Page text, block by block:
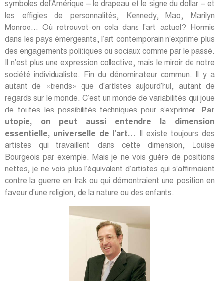
symboles del’Amérique – le drapeau et le signe du dollar – et
les effigies de personnalités, Kennedy, Mao, Marilyn
Monroe… Où retrouvet-on cela dans l’art actuel? Hormis
dans les pays émergeants, l’art contemporain n’exprime plus
des engagements politiques ou sociaux comme par le passé.
Il n’est plus une expression collective, mais le miroir de notre
société individualiste. Fin du dénominateur commun. Il y a
autant de «trends» que d’artistes aujourd’hui, autant de
regards sur le monde. C’est un monde de variabilités qui joue
de toutes les possibilités techniques pour s’exprimer.
Par
utopie, on peut aussi entendre la dimension
essentielle, universelle de l’art… Il existe toujours des
artistes qui travaillent dans cette dimension, Louise
Bourgeois par exemple. Mais je ne vois guère de positions
nettes, je ne vois plus l’équivalent d’artistes qui s’affirmaient
contre la guerre en Irak ou qui démontraient une position en
faveur d’une religion, de la nature ou des enfants.